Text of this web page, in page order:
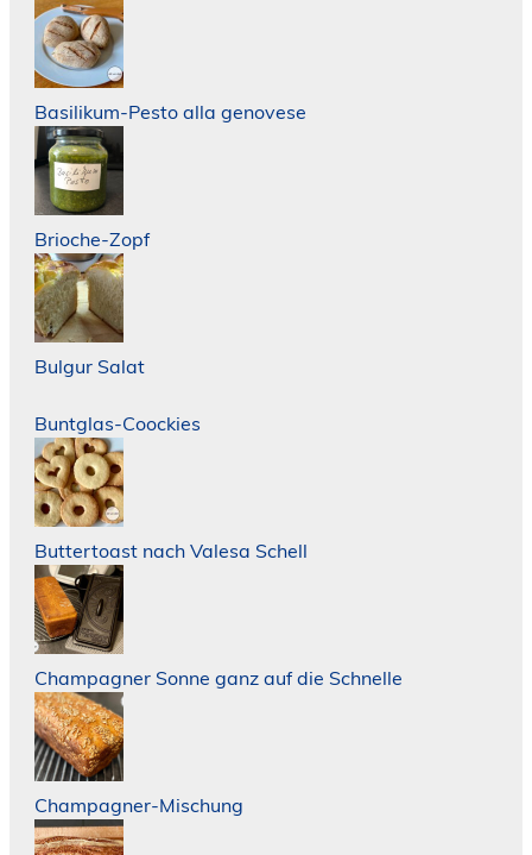
Basilikum-Pesto alla genovese
Brioche-Zopf
Bulgur Salat
Buntglas-Coockies
Buttertoast nach Valesa Schell
Champagner Sonne ganz auf die Schnelle
Champagner-Mischung